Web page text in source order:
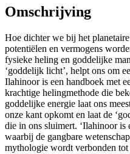
Omschrijving
Hoe dichter we bij het
potentiëlen en vermogens
fysieke heling en goddelijke
‘goddelijk licht’, helpt ons om
Ilahinoor is een handboek met
krachtige helingmethode die
goddelijke energie laat ons
onze kant opkomt en laat de
die in ons sluimert. ‘Ilahinoor is
waarbij de gangbare
mythologie wordt verbonden